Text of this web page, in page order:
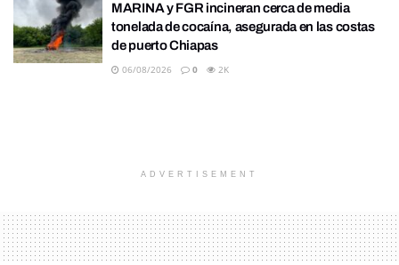
MARINA y FGR incineran cerca de media
tonelada de cocaína, asegurada en las costas
de puerto Chiapas
06/08/2026 0 2K
ADVERTISEMENT